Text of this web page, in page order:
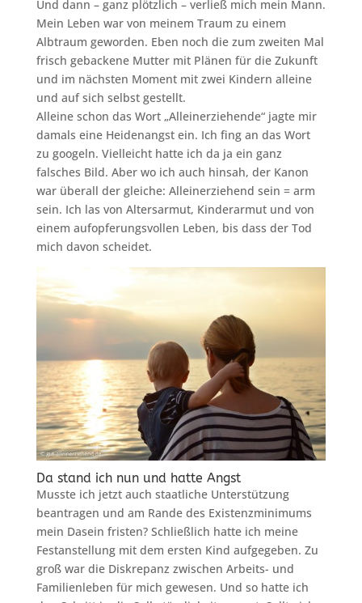
Und dann – ganz plötzlich – verließ mich mein Mann.
Mein Leben war von meinem Traum zu einem
Albtraum geworden. Eben noch die zum zweiten Mal
frisch gebackene Mutter mit Plänen für die Zukunft
und im nächsten Moment mit zwei Kindern alleine
und auf sich selbst gestellt.
Alleine schon das Wort „Alleinerziehende“ jagte mir
damals eine Heidenangst ein. Ich fing an das Wort
zu googeln. Vielleicht hatte ich da ja ein ganz
falsches Bild. Aber wo ich auch hinsah, der Kanon
war überall der gleiche: Alleinerziehend sein = arm
sein. Ich las von Altersarmut, Kinderarmut und von
einem aufopferungsvollen Leben, bis dass der Tod
mich davon scheidet.
Da stand ich nun und hatte Angst
Musste ich jetzt auch staatliche Unterstützung
beantragen und am Rande des Existenzminimums
mein Dasein fristen? Schließlich hatte ich meine
Festanstellung mit dem ersten Kind aufgegeben. Zu
groß war die Diskrepanz zwischen Arbeits- und
Familienleben für mich gewesen. Und so hatte ich